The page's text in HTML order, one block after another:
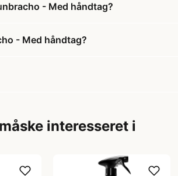
- Med håndtag?
- Med håndtag?
interesseret i